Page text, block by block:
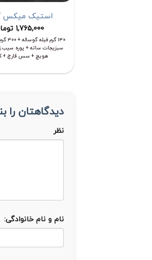
استیک میکس
1,765,000
۱۳۰
سبزیجات ساته + پوره سیب
هویچ + سس قارچ +
دیدگاهتان را
نظر
نام و نام خانوادگی: